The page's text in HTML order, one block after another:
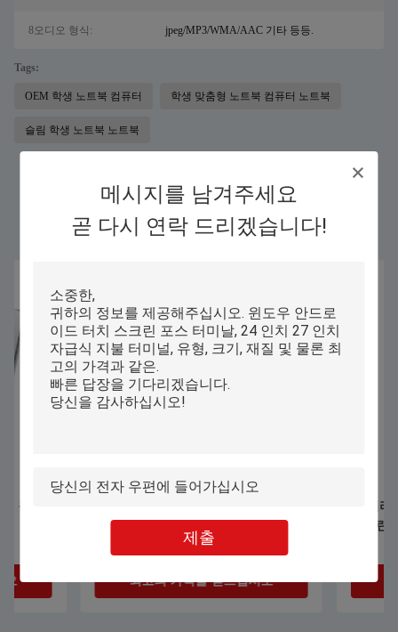
메시지를 남겨주세요
곧 다시 연락 드리겠습니다!
제출
8오디오 형식: jpeg/MP3/WMA/AAC 기타 등등.
Tags:
OEM 학생 노트북 컴퓨터 학생 맞춤형 노트북 컴퓨터 노트북
슬림 학생 노트북 노트북
Similar Products
계 8.9가 58 밀리미터 써멀 프린터로 조
최고의 가격을 얻으십시오
58 밀리미터 프린
스크린 포스 터미날
최고의 가격